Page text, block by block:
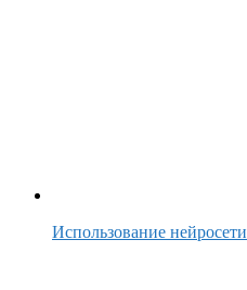
Использование нейросети